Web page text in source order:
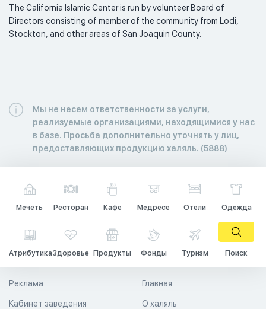
The California Islamic Center is run by volunteer Board of
Directors consisting of member of the community from Lodi,
Stockton, and other areas of San Joaquin County.
Мы не несем ответственности за услуги,
реализуемые организациями, находящимися у нас
в базе. Просьба дополнительно уточнять у лиц,
предоставляющих продукцию халяль. (5888)
Мечеть Ресторан Кафе Медресе Отели Одежда
АтрибутикаЗдоровье Продукты Фонды Туризм Поиск
Главная
О халяль
Реклама
Кабинет заведения